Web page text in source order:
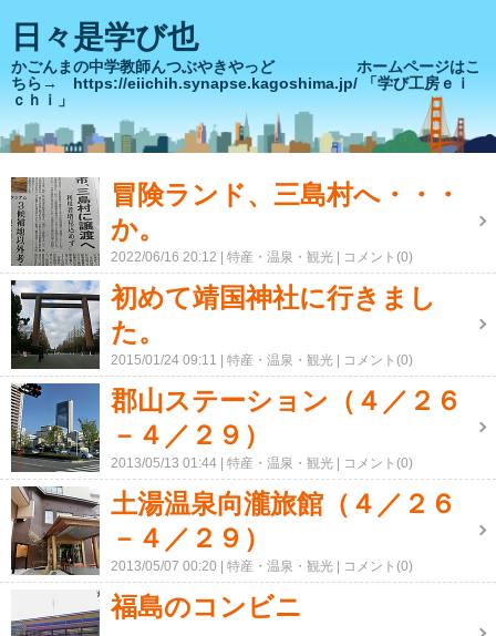
日々是学び也
かごんまの中学教師んつぶやきやっど ホームページはこ
ちら→ https://eiichih.synapse.kagoshima.jp/ 「学び工房ｅｉ
ｃｈｉ」
冒険ランド、三島村へ・・・
か。
2022/06/16 20:12 特産・温泉・観光 コメント(0)
初めて靖国神社に行きまし
た。
2015/01/24 09:11 特産・温泉・観光 コメント(0)
郡山ステーション（４／２６
－４／２９）
2013/05/13 01:44 特産・温泉・観光 コメント(0)
土湯温泉向瀧旅館（４／２６
－４／２９）
2013/05/07 00:20 特産・温泉・観光 コメント(0)
福島のコンビニ